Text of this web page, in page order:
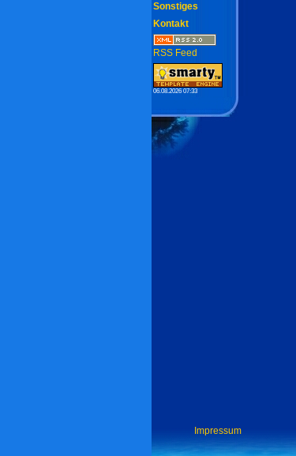
Sonstiges
Kontakt
RSS Feed
06.08.2026 07:33
Impressum